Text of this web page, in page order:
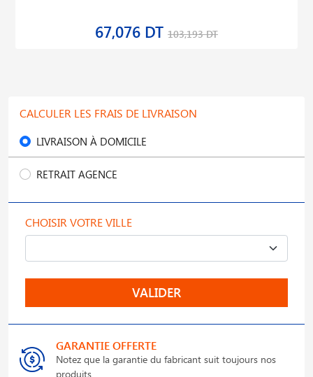
67,076 DT 103,193 DT
CALCULER LES FRAIS DE LIVRAISON
LIVRAISON À DOMICILE
RETRAIT AGENCE
CHOISIR VOTRE VILLE
VALIDER
GARANTIE OFFERTE
Notez que la garantie du fabricant suit toujours nos
produits